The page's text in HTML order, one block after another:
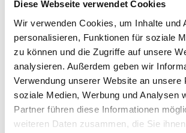
Diese Webseite verwendet Cookies
Wir verwenden Cookies, um Inhalte und
personalisieren, Funktionen für soziale
zu können und die Zugriffe auf unsere
analysieren. Außerdem geben wir
Verwendung unserer Website an unsere
soziale Medien, Werbung und Analysen
Partner führen diese Informationen
weiteren Daten zusammen, die Sie
§ 8 -Zuständigkeit des
Der Vorstand ist für alle
des Vereins zuständig, soweit sie
die Satzung einem anderen Organ
übertragen sind.Er hat